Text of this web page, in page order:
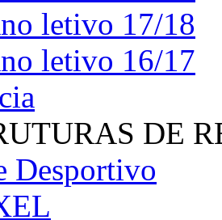
letivo 17/18
letivo 16/17
DE
Desportivo